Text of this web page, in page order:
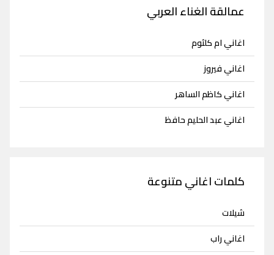
عمالقة الغناء العربي
اغاني ام كلثوم
اغاني فيروز
اغاني كاظم الساهر
اغاني عبد الحليم حافظ
كلمات اغاني متنوعة
شيلات
اغاني راب